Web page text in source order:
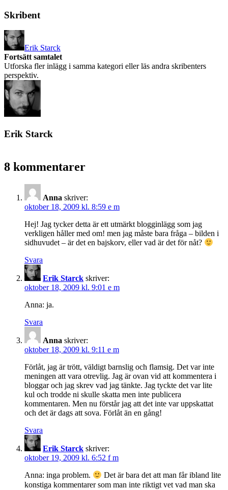
Skribent
Erik Starck
Fortsätt samtalet
Utforska fler inlägg i samma kategori eller läs andra skribenters
perspektiv.
Erik Starck
8 kommentarer
Anna skriver:
oktober 18, 2009 kl. 8:59 e m
Hej! Jag tycker detta är ett utmärkt blogginlägg som jag
verkligen håller med om! men jag måste bara fråga – bilden i
sidhuvudet – är det en bajskorv, eller vad är det för nåt?
Svara
Erik Starck skriver:
oktober 18, 2009 kl. 9:01 e m
Anna: ja.
Svara
Anna skriver:
oktober 18, 2009 kl. 9:11 e m
Förlåt, jag är trött, väldigt barnslig och flamsig. Det var inte
meningen att vara otrevlig. Jag är ovan vid att kommentera i
bloggar och jag skrev vad jag tänkte. Jag tyckte det var lite
kul och trodde ni skulle skatta men inte publicera
kommentaren. Men nu förstår jag att det inte var uppskattat
och det är dags att sova. Förlåt än en gång!
Svara
Erik Starck skriver:
oktober 19, 2009 kl. 6:52 f m
Anna: inga problem.
Det är bara det att man får ibland lite
konstiga kommentarer som man inte riktigt vet vad man ska